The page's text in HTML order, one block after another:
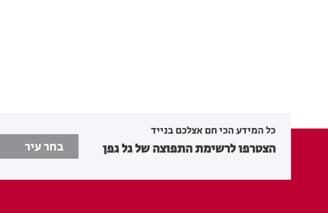
כל המידע הכי חם אצלכם בנייד
הצטרפו לרשימת התפוצה של גל גפן